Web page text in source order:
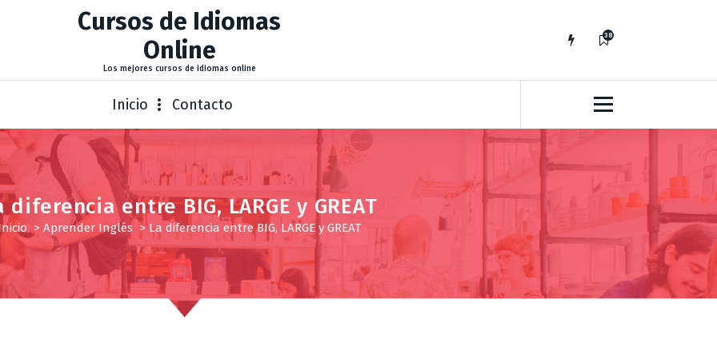
Cursos de Idiomas
Online
Los mejores cursos de idiomas online
38
7
Inicio Contacto
diferencia entre BIG, LARGE y GREAT
> Aprender Inglés >La diferencia entre BIG, LARGE y GREAT